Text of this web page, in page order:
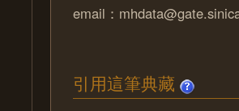
email：
引用這筆典藏